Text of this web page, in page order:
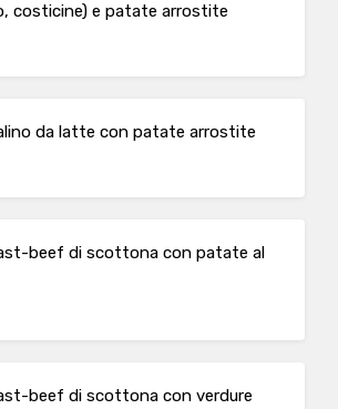
costicine) e patate arrostite
da latte con patate arrostite
beef di scottona con patate al
beef di scottona con verdure